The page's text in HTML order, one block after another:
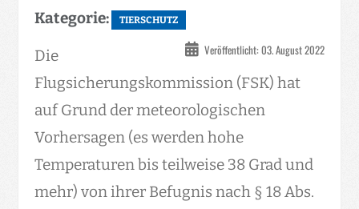
Kategorie: TIERSCHUTZ
Veröffentlicht: 03. August 2022
Die
Flugsicherungskommission (FSK) hat
auf Grund der meteorologischen
Vorhersagen (es werden hohe
Temperaturen bis teilweise 38 Grad und
mehr) von ihrer Befugnis nach § 18 Abs.